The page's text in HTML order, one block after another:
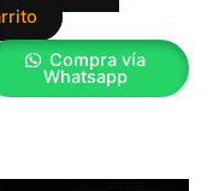
Compra vía
Whatsapp